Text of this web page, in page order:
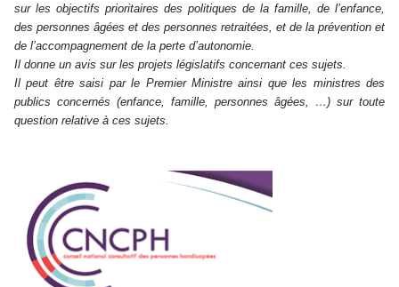
sur les objectifs prioritaires des politiques de la famille, de l’enfance,
des personnes âgées et des personnes retraitées, et de la prévention et
de l’accompagnement de la perte d’autonomie.
Il donne un avis sur les projets législatifs concernant ces sujets.
Il peut être saisi par le Premier Ministre ainsi que les ministres des
publics concernés (enfance, famille, personnes âgées, …) sur toute
question relative à ces sujets.